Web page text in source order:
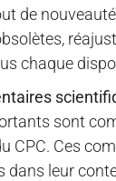
de
chaque
sont
CPC. Ces
dans leur